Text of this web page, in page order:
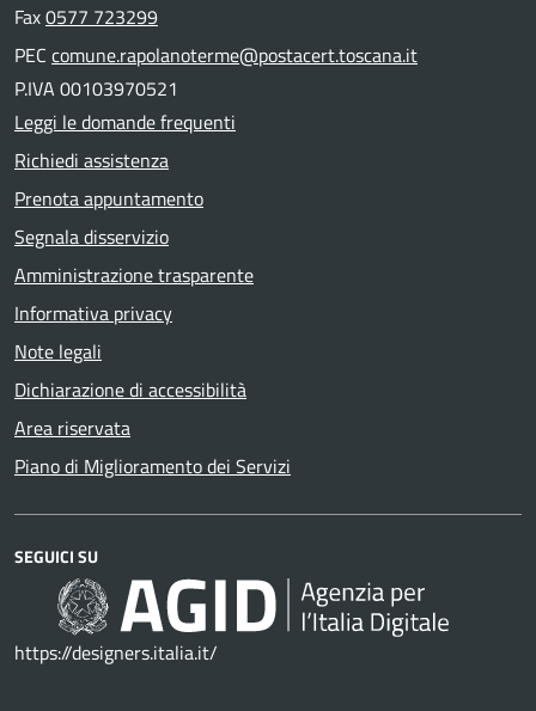
Fax0577 723299
PEC comune.rapolanoterme@postacert.toscana.it
P.IVA 00103970521
Leggi le domande frequenti
Richiedi assistenza
Prenota appuntamento
Segnala disservizio
Amministrazione trasparente
Informativa privacy
Note legali
Dichiarazione di accessibilità
Area riservata
Piano di Miglioramento dei Servizi
SEGUICI SU
https://designers.italia.it/